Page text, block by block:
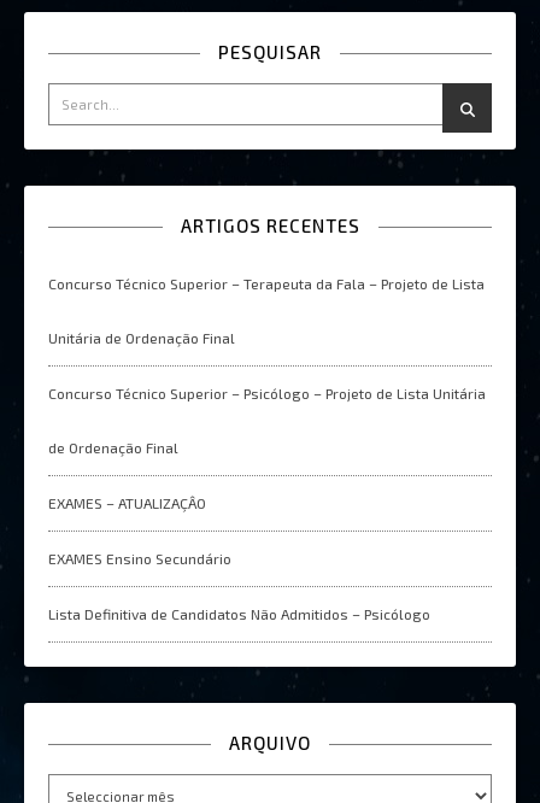
PESQUISAR
ARTIGOS RECENTES
Concurso Técnico Superior – Terapeuta da Fala – Projeto de Lista
Unitária de Ordenação Final
Concurso Técnico Superior – Psicólogo – Projeto de Lista Unitária
de Ordenação Final
EXAMES – ATUALIZAÇÂO
EXAMES Ensino Secundário
Lista Definitiva de Candidatos Não Admitidos – Psicólogo
ARQUIVO
Arquivo